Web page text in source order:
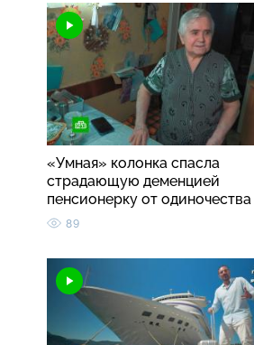
«Умная» колонка спасла
страдающую деменцией
пенсионерку от одиночества
89